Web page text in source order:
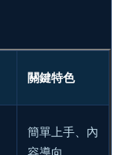
關鍵特色
簡單上手、內